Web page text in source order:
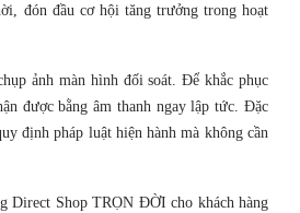
đón đầu cơ hội tăng trưởng trong hoạt
ảnh màn hình đối soát. Để khắc phục
được bằng âm thanh ngay lập tức. Đặc
định pháp luật hiện hành mà không cần
Direct Shop TRỌN ĐỜI cho khách hàng